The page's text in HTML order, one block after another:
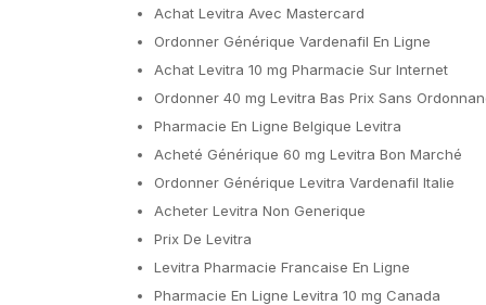
Achat Levitra Avec Mastercard
Ordonner Générique Vardenafil En Ligne
Achat Levitra 10 mg Pharmacie Sur Internet
Ordonner 40 mg Levitra Bas Prix Sans
Pharmacie En Ligne Belgique Levitra
Acheté Générique 60 mg Levitra Bon Marché
Ordonner Générique Levitra Vardenafil Italie
Acheter Levitra Non Generique
Prix De Levitra
Levitra Pharmacie Francaise En Ligne
Pharmacie En Ligne Levitra 10 mg Canada